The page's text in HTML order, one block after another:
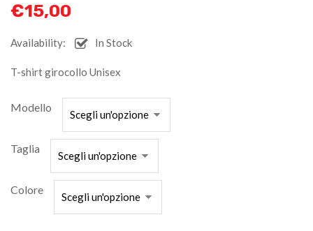
€15,00
Availability: In Stock
T-shirt girocollo Unisex
Modello
Taglia
Colore